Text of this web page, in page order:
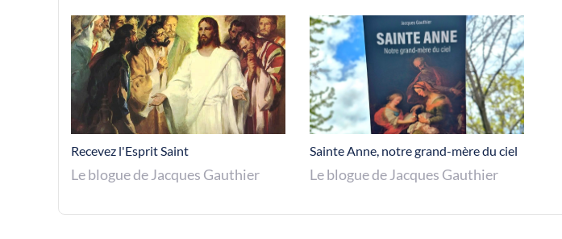
Recevez l'Esprit Saint
Le blogue de Jacques Gauthier
Sainte Anne, notre grand-mère du ciel
Le blogue de Jacques Gauthier